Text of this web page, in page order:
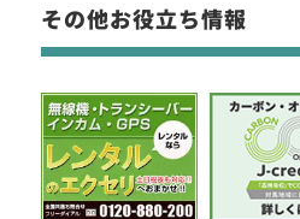
その他お役立ち情報